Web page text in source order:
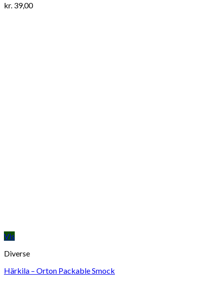
kr. 39,00
Vis
Diverse
Härkila – Orton Packable Smock